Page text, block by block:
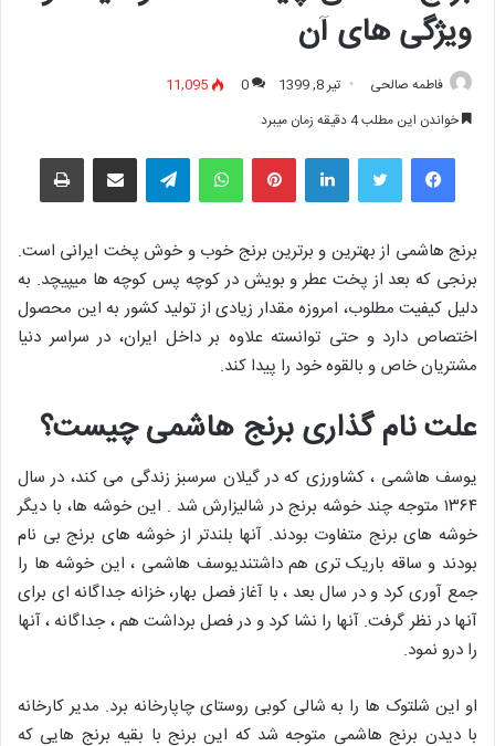
ویژگی های آن
فاطمه صالحی تیر 8, 1399 0
11,095
خواندن این مطلب 4 دقیقه زمان میبرد
فیس بوک توییتر لینکدین ‫پین‌ترستواتس آپ تلگرام اشتراک گذاری از طریق ایمیل چاپ
برنج هاشمی از بهترین و برترین برنج خوب و خوش پخت ایرانی است.
برنجی که بعد از پخت عطر و بویش در کوچه پس کوچه ها میپیچد. به
دلیل کیفیت مطلوب، امروزه مقدار زیادی از تولید کشور به این محصول
اختصاص دارد و حتی توانسته علاوه بر داخل ایران، در سراسر دنیا
مشتریان خاص و بالقوه خود را پیدا کند.
علت نام گذاری برنج هاشمی چیست؟
یوسف هاشمی ، کشاورزی که در گیلان سرسبز زندگی می کند، در سال
۱۳۶۴ متوجه چند خوشه برنج در شالیزارش شد . این خوشه ها، با دیگر
خوشه های برنج متفاوت بودند. آنها بلندتر از خوشه های برنج بی نام
بودند و ساقه باریک تری هم داشتندیوسف هاشمی ، این خوشه ها را
جمع آوری کرد و در سال بعد ، با آغاز فصل بهار، خزانه جداگانه ای برای
آنها در نظر گرفت. آنها را نشا کرد و در فصل برداشت هم ، جداگانه ، آنها
را درو نمود.
او این شلتوک ها را به شالی کوبی روستای چاپارخانه برد. مدیر کارخانه
با دیدن برنج هاشمی متوجه شد که این برنج با بقیه برنج هایی که